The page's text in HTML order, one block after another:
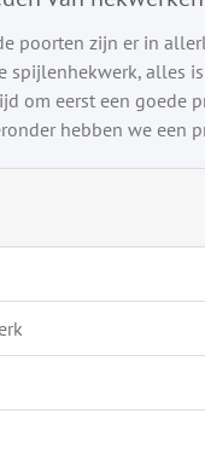
poorten zijn er in
spijlenhekwerk, alles
om eerst een goede
hebben we een